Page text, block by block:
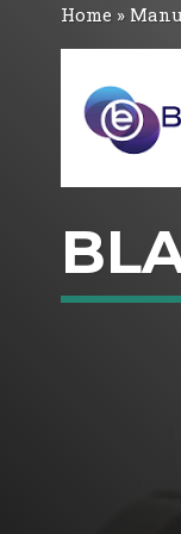
Home »